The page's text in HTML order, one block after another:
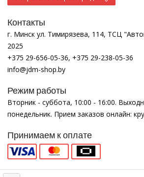
Контакты
г. Минск ул. Тимирязева, 114, ТСЦ
2025
+375 29-656-05-36, +375 29-238-05-36
info@jdm-shop.by
Режим работы
Вторник - суббота, 10:00 - 16:00.
понедельник. Прием заказов онлайн:
Принимаем к оплате